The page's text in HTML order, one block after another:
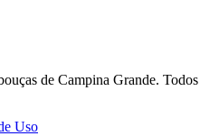
de Campina Grande. Todos
Uso